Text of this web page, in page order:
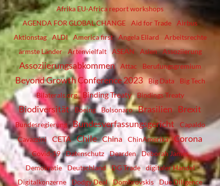
Afrika EU-Africa report workshops
AGENDA FOR GLOBAL CHANGE
Aid for Trade
Airbus
Aktionstag
ALDI America first Angela Ellard
Arbeitsrechte
ärmste Länder
Artenvielfalt ASEAN Asien Assoziierung
Assoziierungsabkommen Attac Berufungsgremium
Beyond Growth Conference 2023 Big Data
Big Tech
Bilaterals.org
Binding Treaty Bindings Treaty
Biodiversität Boeing Bolsonaro Brasilien Brexit
Bundesregierung Bundesverfassungsgericht
Capaldo
Cavazzini
CETA Chile China ChinAmerika Corona
Covid-19 Datenschutz Dearden
Deborah James
Demokratie
Deutschland DG Trade
digitaler Handel
Digitalkonzerne
Dodgy Deal Dombrovskis Due Diligence